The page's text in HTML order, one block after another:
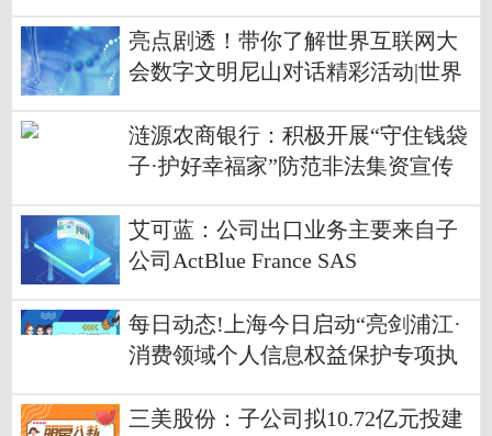
亮点剧透！带你了解世界互联网大
会数字文明尼山对话精彩活动|世界
涟源农商银行：积极开展“守住钱袋
子·护好幸福家”防范非法集资宣传
艾可蓝：公司出口业务主要来自子
公司ActBlue France SAS
每日动态!上海今日启动“亮剑浦江·
消费领域个人信息权益保护专项执
三美股份：子公司拟10.72亿元投建